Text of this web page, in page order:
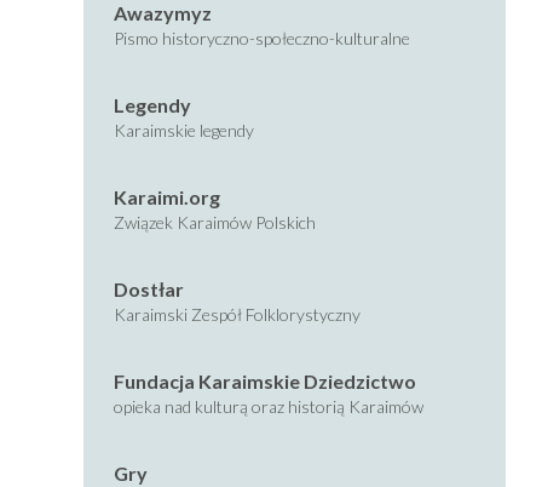
Awazymyz
Pismo historyczno-społeczno-kulturalne
Legendy
Karaimskie legendy
Karaimi.org
Związek Karaimów Polskich
Dostłar
Karaimski Zespół Folklorystyczny
Fundacja Karaimskie Dziedzictwo
opieka nad kulturą oraz historią Karaimów
Gry